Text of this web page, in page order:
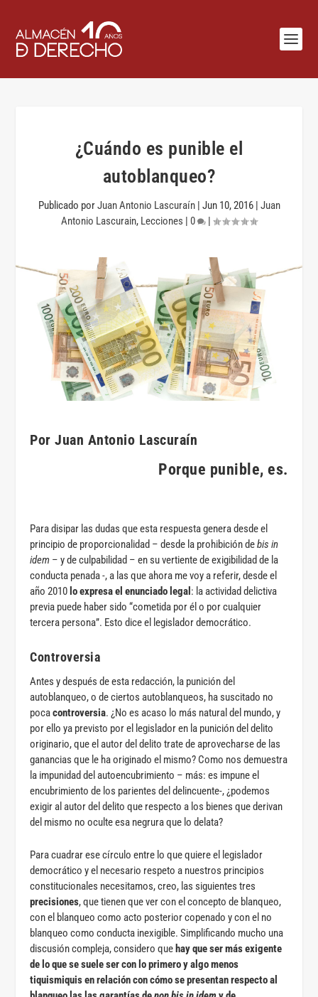
¿Cuándo es punible el
autoblanqueo?
Publicado porJuan Antonio Lascuraín| Jun 10, 2016| Juan
Antonio Lascurain, Lecciones | 0 |
Por Juan Antonio Lascuraín
Porque punible, es.
Para disipar las dudas que esta respuesta genera desde el
principio de proporcionalidad – desde la prohibición debis in
idem – y de culpabilidad – en su vertiente de exigibilidad de la
conducta penada -, a las que ahora me voy a referir, desde el
año 2010 lo expresa el enunciado legal : la actividad delictiva
previa puede haber sido “cometida por él o por cualquier
tercera persona”. Esto dice el legislador democrático.
Controversia
Antes y después de esta redacción, la punición del
autoblanqueo, o de ciertos autoblanqueos, ha suscitado no
pocacontroversia. ¿No es acaso lo más natural del mundo, y
por ello ya previsto por el legislador en la punición del delito
originario, que el autor del delito trate de aprovecharse de las
ganancias que le ha originado el mismo? Como nos demuestra
la impunidad del autoencubrimiento – más: es impune el
encubrimiento de los parientes del delincuente-, ¿podemos
exigir al autor del delito que respecto a los bienes que derivan
del mismo no oculte esa negrura que lo delata?
Para cuadrar ese círculo entre lo que quiere el legislador
democrático y el necesario respeto a nuestros principios
constitucionales necesitamos, creo, las siguientes tres
precisiones, que tienen que ver con el concepto de blanqueo,
con el blanqueo como acto posterior copenado y con el no
blanqueo como conducta inexigible. Simplificando mucho una
discusión compleja, considero que hay que ser más exigente
de lo que se suele ser con lo primero y algo menos
tiquismiquis en relación con cómo se presentan respecto al